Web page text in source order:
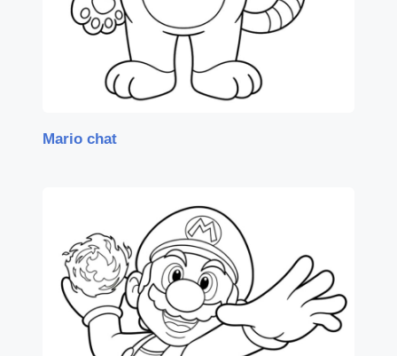
Mario chat